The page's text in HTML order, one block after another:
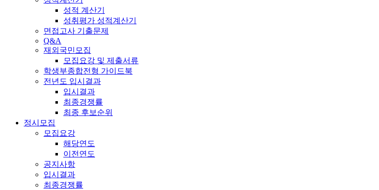
성적 계산기
성취평가 성적계산기
면접고사 기출문제
Q&A
재외국민모집
모집요강 및 제출서류
학생부종합전형 가이드북
전년도 입시결과
입시결과
최종경쟁률
최종 후보순위
정시모집
모집요강
해당연도
이전연도
공지사항
입시결과
최종경쟁률